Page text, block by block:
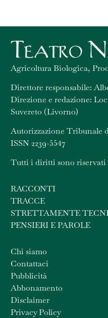
Agricoltura Biologica,
Direttore responsabile:
Direzione e redazione:
Suvereto (Livorno)
Autorizzazione Tribunale
ISSN 2239-5547
Tutti i diritti sono riservati
RACCONTI
TRACCE
STRETTAMENTE
PENSIERI E PAROLE
Chi siamo
Contattaci
Pubblicità
Abbonamento
Disclaimer
Privacy Policy